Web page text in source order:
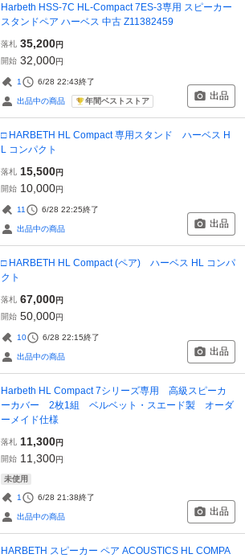
Harbeth HSS-7C HL-Compact 7ES-3専用 スピーカー
スタンドペア ハーベス 中古 Z11382459
落札 35,200円
開始 32,000円
1 6/28 22:43終了
出品中の商品 年間ベストストア 出品
□ HARBETH HL Compact 専用スタンド ハーベス H
L コンパクト
落札 15,500円
開始 10,000円
11 6/28 22:25終了
出品中の商品 出品
□ HARBETH HL Compact (ペア) ハーベス HL コンパ
クト
落札 67,000円
開始 50,000円
10 6/28 22:15終了
出品中の商品 出品
Harbeth HL Compact 7シリーズ専用 高級スピーカ
ーカバー 2枚1組 ベルベット・スエード製 オーダ
ーメイド仕様
落札 11,300円
開始 11,300円
未使用
1 6/28 21:38終了
出品中の商品 出品
HARBETH スピーカー ペア ACOUSTICS HL COMPA